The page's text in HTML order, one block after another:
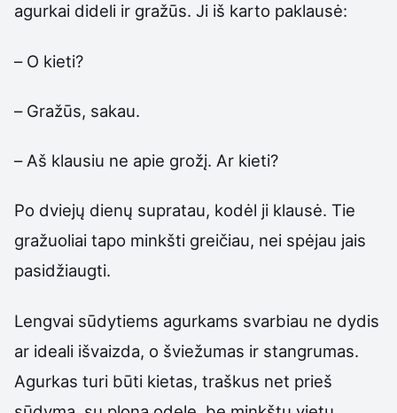
agurkai dideli ir gražūs. Ji iš karto paklausė:
– O kieti?
– Gražūs, sakau.
– Aš klausiu ne apie grožį. Ar kieti?
Po dviejų dienų supratau, kodėl ji klausė. Tie
gražuoliai tapo minkšti greičiau, nei spėjau jais
pasidžiaugti.
Lengvai sūdytiems agurkams svarbiau ne dydis
ar ideali išvaizda, o šviežumas ir stangrumas.
Agurkas turi būti kietas, traškus net prieš